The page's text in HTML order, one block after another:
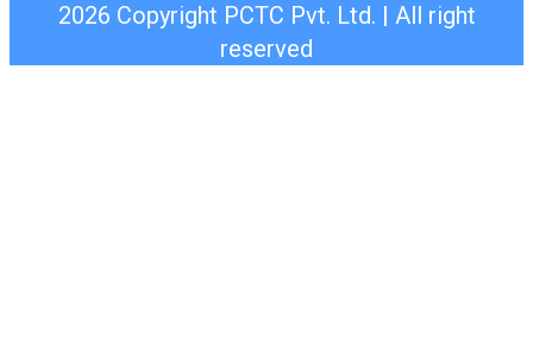
2026 Copyright PCTC Pvt. Ltd. | All right
reserved